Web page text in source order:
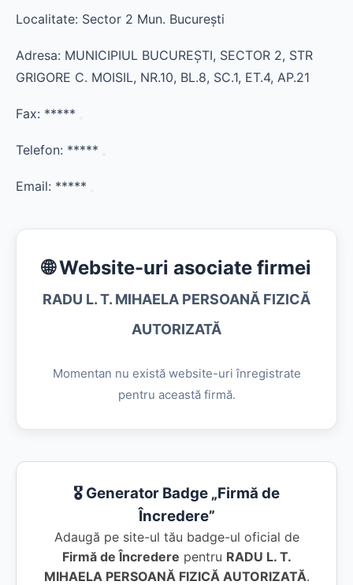
Localitate: Sector 2 Mun. Bucureşti
Adresa: MUNICIPIUL BUCUREŞTI, SECTOR 2, STR
GRIGORE C. MOISIL, NR.10, BL.8, SC.1, ET.4, AP.21
Fax: *****
Telefon: *****
Email: *****
🌐 Website-uri asociate firmei
RADU L. T. MIHAELA PERSOANĂ FIZICĂ
AUTORIZATĂ
Momentan nu există website-uri înregistrate
pentru această firmă.
🎖️ Generator Badge „Firmă de
Încredere”
Adaugă pe site-ul tău badge-ul oficial de
Firmă de Încredere pentru RADU L. T.
MIHAELA PERSOANĂ FIZICĂ AUTORIZATĂ.